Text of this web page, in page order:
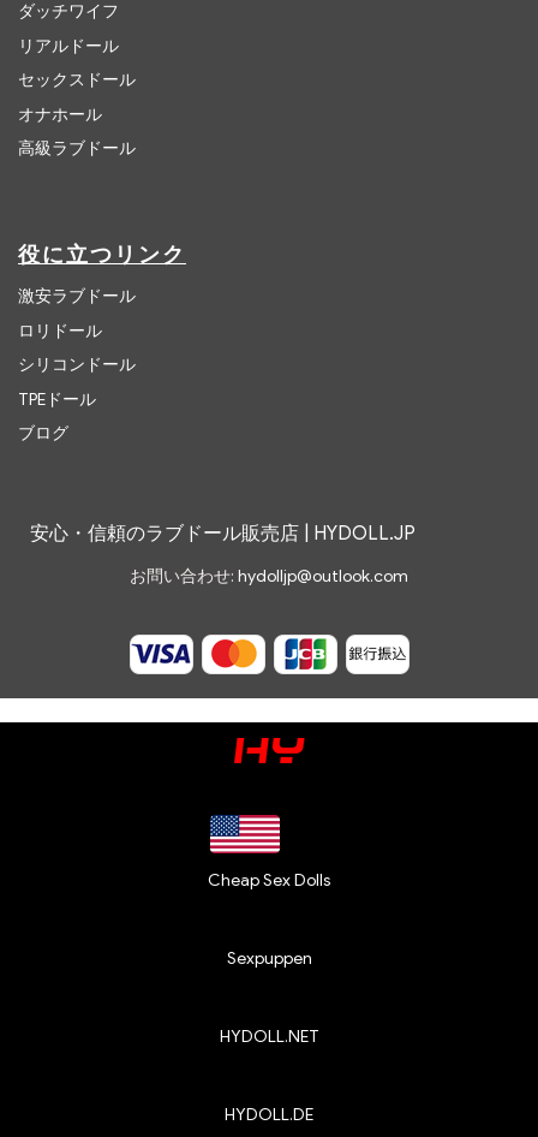
ダッチワイフ
リアルドール
セックスドール
オナホール
高級ラブドール
役に立つリンク
激安ラブドール
ロリドール
シリコンドール
TPEドール
ブログ
安心・信頼のラブドール販売店 | HYDOLL.JP
お問い合わせ: hydolljp@outlook.com
Cheap Sex Dolls
Sexpuppen
HYDOLL.NET
HYDOLL.DE